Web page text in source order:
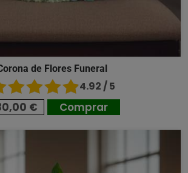
de Flores Funeral
4.92 / 5
€ Comprar